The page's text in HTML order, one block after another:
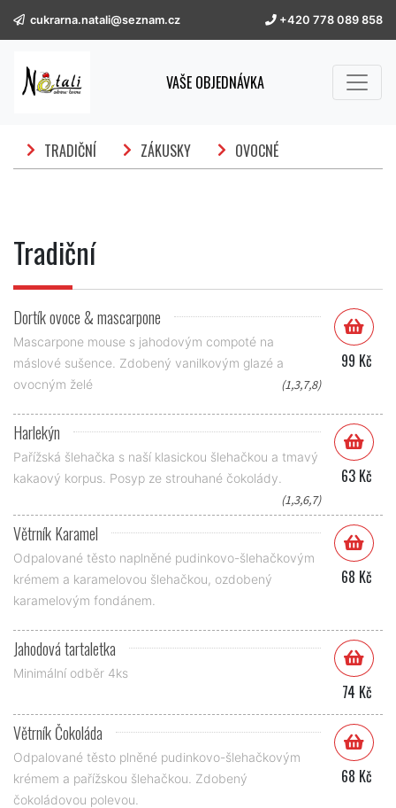
cukrarna.natali@seznam.cz +420 778 089 858
VAŠE OBJEDNÁVKA
TRADIČNÍ ZÁKUSKY OVOCNÉ
Tradiční
Dortík ovoce & mascarpone
Mascarpone mouse s jahodovým compoté na
máslové sušence. Zdobený vanilkovým glazé a
ovocným želé
(1,3,7,8)
99 Kč
Harlekýn
Pařížská šlehačka s naší klasickou šlehačkou a tmavý
kakaový korpus. Posyp ze strouhané čokolády.
(1,3,6,7)
63 Kč
Větrník Karamel
Odpalované těsto naplněné pudinkovo-šlehačkovým
krémem a karamelovou šlehačkou, ozdobený
karamelovým fondánem.
68 Kč
Jahodová tartaletka
Minimální odběr 4ks
74 Kč
Větrník Čokoláda
Odpalované těsto plněné pudinkovo-šlehačkovým
krémem a pařížskou šlehačkou. Zdobený
čokoládovou polevou.
68 Kč